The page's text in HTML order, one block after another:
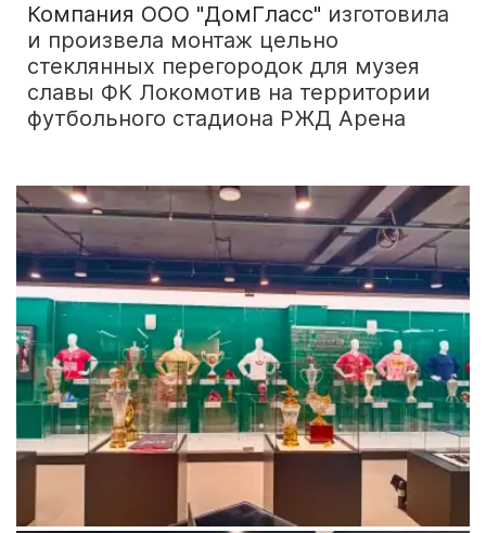
Компания ООО "ДомГласс" изготовила
и произвела монтаж цельно
стеклянных перегородок для музея
славы ФК Локомотив на территории
футбольного стадиона РЖД Арена